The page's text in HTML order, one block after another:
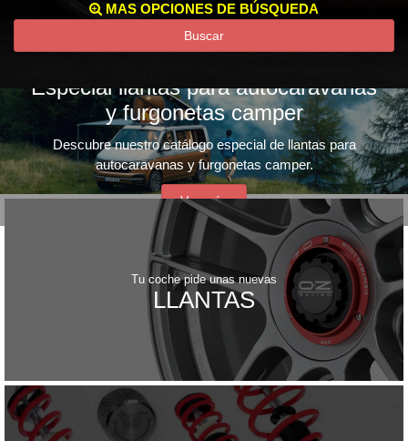
MAS OPCIONES DE BÚSQUEDA
Buscar
Especial llantas para autocaravanas
y furgonetas camper
Descubre nuestro catálogo especial de llantas para
autocaravanas y furgonetas camper.
Ver más
Tu coche pide unas nuevas
LLANTAS